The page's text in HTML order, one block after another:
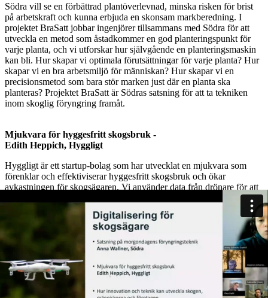
Södra vill se en förbättrad plantöverlevnad, minska risken för brist
på arbetskraft och kunna erbjuda en skonsam markberedning. I
projektet BraSatt jobbar ingenjörer tillsammans med Södra för att
utveckla en metod som åstadkommer en god planteringspunkt för
varje planta, och vi utforskar hur självgående en planteringsmaskin
kan bli. Hur skapar vi optimala förutsättningar för varje planta? Hur
skapar vi en bra arbetsmiljö för människan? Hur skapar vi en
precisionsmetod som bara stör marken just där en planta ska
planteras? Projektet BraSatt är Södras satsning för att ta tekniken
inom skoglig föryngring framåt.
Mjukvara för hyggesfritt skogsbruk -
Edith Heppich, Hyggligt
Hyggligt är ett startup-bolag som har utvecklat en mjukvara som
förenklar och effektiviserar hyggesfritt skogsbruk och ökar
avkastningen för skogsägaren. Vi använder data från drönare för att
ta ut dimensioner på varje enskilt träd i ett bestånd och beräkna den
optimala avverkningen i beståndet. Därefter visualiseras de träd som
ska avverkas i ett system som körs i skördaren. Vi kommer att
berätta om vår tekniska lösning och hur den hjälper skogsägare att
bruka sina skogar på ett mer effektivt sätt.
Hur innovation och teknik kan utveckla skogen, människorna
och företagen - Daniel Thorell & Patrik André, Skogsstyrelsen